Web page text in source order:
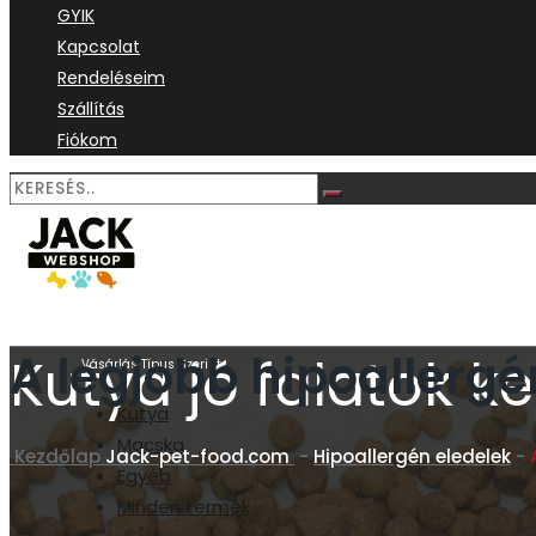
GYIK
Kapcsolat
Rendeléseim
Szállítás
Fiókom
Kutya jó falatok
Vásárlás Típus Szerint
Kutya
Macska
Egyéb
Minden termék
A legjobb
KezdőlapJack-pet-food.com-Hipoallergén eledelek -